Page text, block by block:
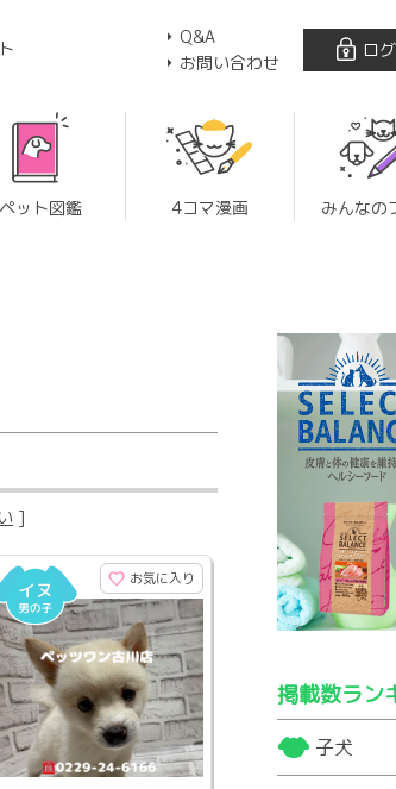
Q&A
お問い合わせ
ロ
ペット図鑑 4コマ漫画 みんなの
]
お気に入り
掲載数ラン
子犬